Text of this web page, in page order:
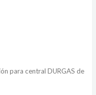
para central DURGAS de